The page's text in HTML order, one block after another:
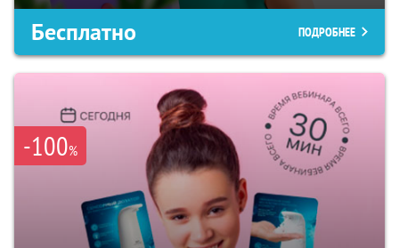
Бесплатно ПОДРОБНЕЕ
-100%